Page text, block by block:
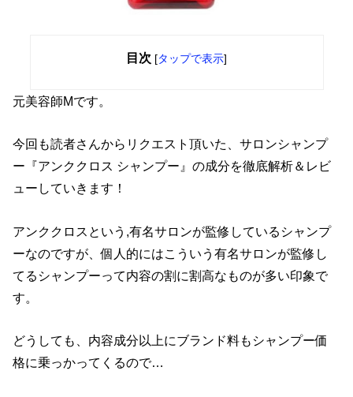
目次 [タップで表示]
元美容師Mです。
今回も読者さんからリクエスト頂いた、サロンシャンプ
ー『アンククロス シャンプー』の成分を徹底解析＆レビ
ューしていきます！
アンククロスという,有名サロンが監修しているシャンプ
ーなのですが、個人的にはこういう有名サロンが監修し
てるシャンプーって内容の割に割高なものが多い印象で
す。
どうしても、内容成分以上にブランド料もシャンプー価
格に乗っかってくるので…